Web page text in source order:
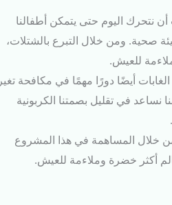
نتحرك اليوم حتى يتمكن أطفالنا
صحية. ومن خلال التبرع بالشتلات،
للعيش.
أيضًا دورًا مهمًا في مكافحة تغير
نساعد في تقليل بصمتنا الكربونية
خلال المساهمة في هذا المشروع
أكثر خضرة وملاءمة للعيش.